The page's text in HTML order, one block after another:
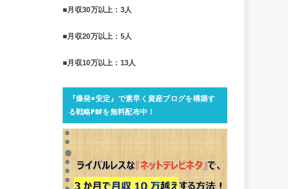
■月収30万以上：3人
■月収20万以上：5人
■月収10万以上：13人
『爆発×安定』で素早く資産ブログを構築す
る戦略PDFを無料配布中！